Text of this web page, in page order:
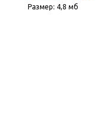
Размер: 4,8 мб